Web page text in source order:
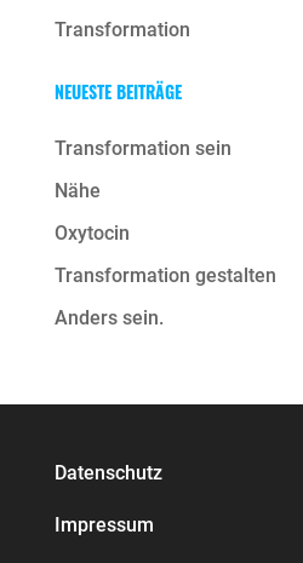
Transformation
NEUESTE BEITRÄGE
Transformation sein
Nähe
Oxytocin
Transformation gestalten
Anders sein.
Datenschutz
Impressum